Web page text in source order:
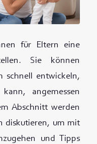
für Eltern eine
Sie können
schnell entwickeln,
angemessen
Abschnitt werden
diskutieren, um mit
und Tipps